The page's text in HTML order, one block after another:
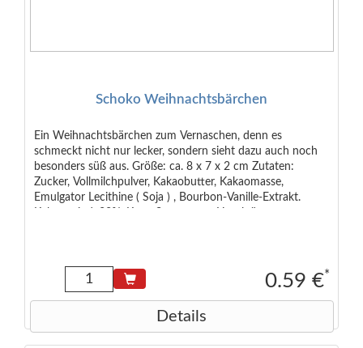
Schoko Weihnachtsbärchen
Ein Weihnachtsbärchen zum Vernaschen, denn es
schmeckt nicht nur lecker, sondern sieht dazu auch noch
besonders süß aus. Größe: ca. 8 x 7 x 2 cm Zutaten:
Zucker, Vollmilchpulver, Kakaobutter, Kakaomasse,
Emulgator Lecithine ( Soja ) , Bourbon-Vanille-Extrakt.
0,25 g Aufbewahrungshinweis: Trocken lagern und vor
Wärme schützen Lebensmittelunternehmer: Chr. Storz
0.59 €*
Details